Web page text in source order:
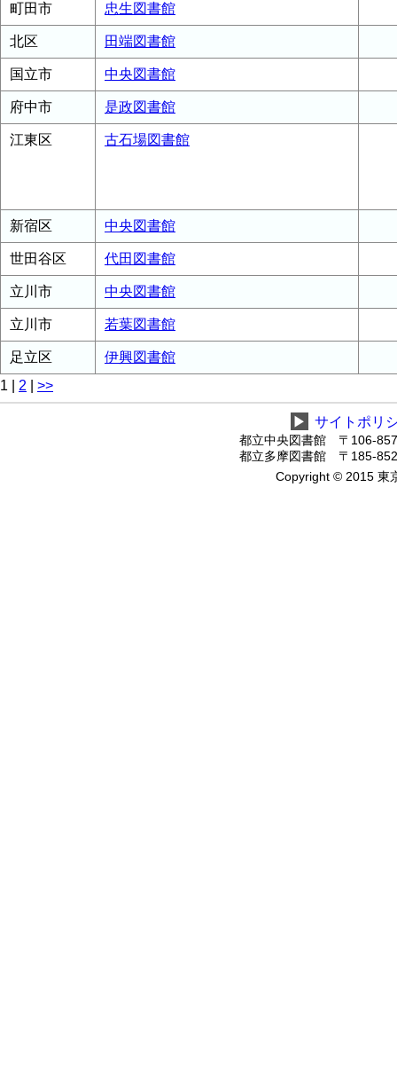
町田市 忠生図書館
北区 田端図書館
国立市 中央図書館
府中市 是政図書館
江東区 古石場図書館
新宿区 中央図書館
世田谷区 代田図書館
立川市 中央図書館
立川市 若葉図書館
足立区
伊興図書館
1
2 >>
▶ サイトポリ
都立中央図書館 〒106-
都立多摩図書館 〒185-
Copyright © 2015 東